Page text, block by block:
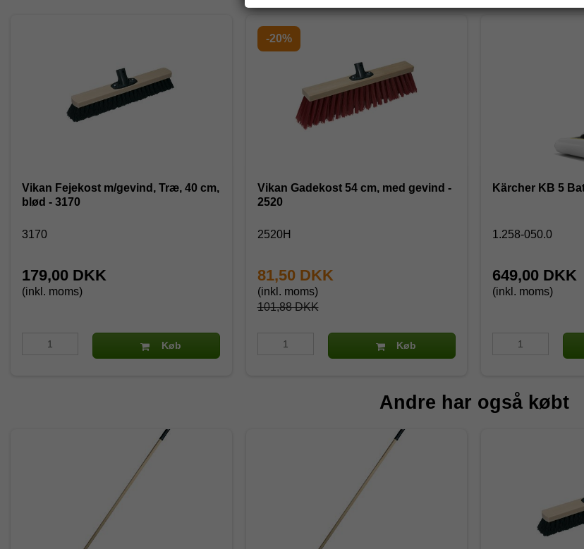
Vikan Fejekost m/gevind, Træ, 40 cm,
blød - 3170
3170
179,00 DKK
(inkl. moms)
Køb
-20%
Vikan Gadekost 54 cm, med gevind -
2520
2520H
101,88 DKK
81,50 DKK
(inkl. moms)
Køb
Kärcher KB 5
1.258-050.0
649,00 DKK
(inkl. moms)
Andre har også købt